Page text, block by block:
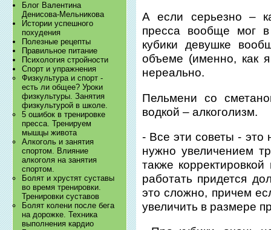
Блог Валентина
Денисова-Мельникова
Истории успешного
похудения
Полезные рецепты
Правильное питание
Психология стройности
Спорт и упражнения
Физкультура и спорт -
есть ли общее? Уроки
физкультуры. Занятия
физкультурой в школе.
5 ошибок в тренировке
пресса. Тренируем
мышцы живота
Алкоголь и занятия
спортом. Влияние
алкоголя на занятия
спортом.
Болят и хрустят суставы
во время тренировки.
Тренировки суставов
Болят колени после бега
на дорожке. Техника
выполнения кардио
А если серьезно –
пресса вообще мог в
кубики девушке
объеме (именно, как
нереально.
Пельмени со
водкой – алкоголизм.
- Все эти советы - это
нужно увеличением
также
работать придется
это сложно, причем
увеличить в размере